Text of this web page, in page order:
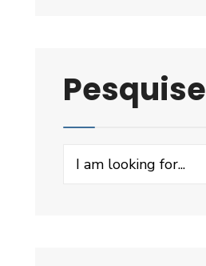
Pesquise
Search